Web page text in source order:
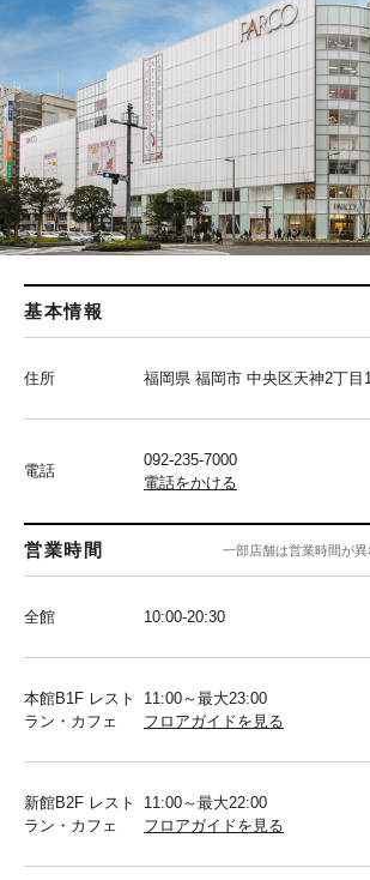
基本情報
住所 福岡県 福岡市 中央区天神2丁目
電話
092-235-7000
電話をかける
営業時間 一部店舗は営業時間が異
全館 10:00-20:30
本館B1F レスト
ラン・カフェ
11:00～最大23:00
フロアガイドを見る
新館B2F レスト
ラン・カフェ
11:00～最大22:00
フロアガイドを見る